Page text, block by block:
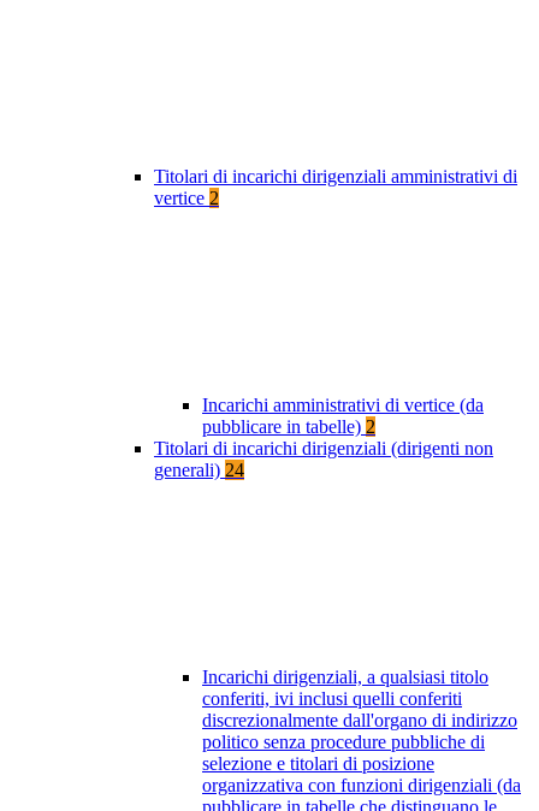
Titolari di incarichi dirigenziali amministrativi di
vertice 2
Incarichi amministrativi di vertice (da
pubblicare in tabelle) 2
Titolari di incarichi dirigenziali (dirigenti non
generali) 24
Incarichi dirigenziali, a qualsiasi titolo
conferiti, ivi inclusi quelli conferiti
discrezionalmente dall'organo di indirizzo
politico senza procedure pubbliche di
selezione e titolari di posizione
organizzativa con funzioni dirigenziali (da